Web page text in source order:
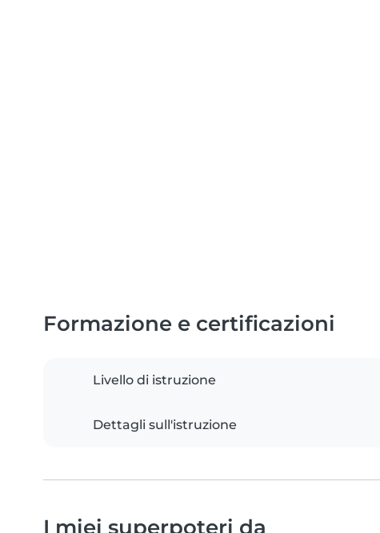
Formazione e certificazioni
Livello di istruzione
Dettagli sull'istruzione
I miei superpoteri da